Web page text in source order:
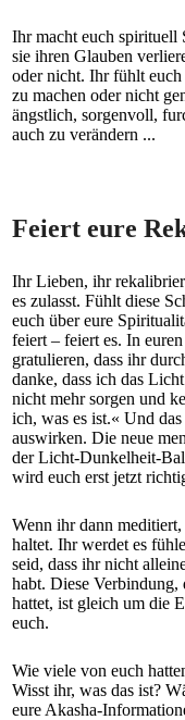
Ihr macht euch spirituell
sie ihren Glauben
oder nicht. Ihr fühlt euch
zu machen oder nicht
ängstlich, sorgenvoll,
auch zu verändern ...
Feiert eure
Ihr Lieben, ihr
es zulasst. Fühlt diese
euch über eure
feiert – feiert es. In
gratulieren, dass ihr
danke, dass ich das
nicht mehr sorgen und
ich, was es ist.« Und
auswirken. Die neue
der Licht-Dunkelheit-
wird euch erst jetzt
Wenn ihr dann
haltet. Ihr werdet es
seid, dass ihr nicht
habt. Diese
hattet, ist gleich um die
euch.
Wie viele von euch
Wisst ihr, was das ist?
eure Akasha-